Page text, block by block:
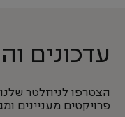
עדכונים
הצטרפו לניוזלטר
פרויקטים מעניינים